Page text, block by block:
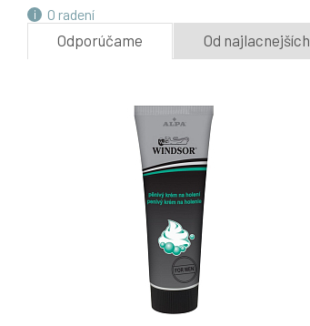
Gillette Sensitive pena na
O radení
Odporúčame Od najlacnejších